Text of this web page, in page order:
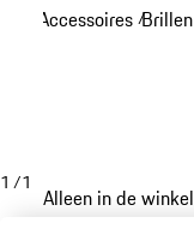
hoofdinhoud
Accessoires /Brillen
1 /1
Alleen in de winkel